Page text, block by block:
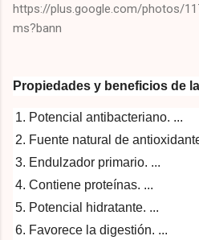
https://plus.google.com/photos/
ms?bann
Propiedades y beneficios de
Potencial antibacteriano. ...
Fuente natural de
Endulzador primario. ...
Contiene proteínas. ...
Potencial hidratante. ...
Favorece la digestión. ...